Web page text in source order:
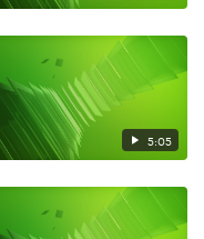
5:05